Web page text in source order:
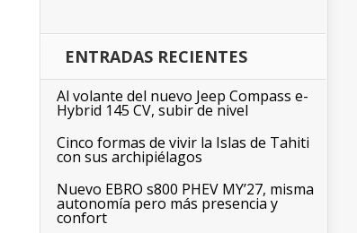
ENTRADAS RECIENTES
Al volante del nuevo Jeep Compass e-
Hybrid 145 CV, subir de nivel
Cinco formas de vivir la Islas de Tahiti
con sus archipiélagos
Nuevo EBRO s800 PHEV MY’27, misma
autonomía pero más presencia y
confort